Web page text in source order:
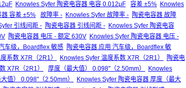
Knowles Syfer 陶瓷电容器 电容 0.012μF 容差 ±5% Knowles
器 容差 ±5% 故障率 - Knowles Syfer 故障率 - 陶瓷电容器 故障
引线间距 - 陶瓷电容器 引线间距 - Knowles Syfer 陶瓷电容
陶瓷电容器 电压 - 额定 630V Knowles Syfer 陶瓷电容器 电压 -
车级，Boardflex 敏感 陶瓷电容器 应用 汽车级，Boardflex 敏
系数 X7R（2R1） Knowles Syfer 温度系数 X7R（2R1）
陶瓷电
X7R（2R1） 厚度（最大值） 0.098"（2.50mm）
Knowles
值） 0.098"（2.50mm）
Knowles Syfer 陶瓷电容器 厚度（最大